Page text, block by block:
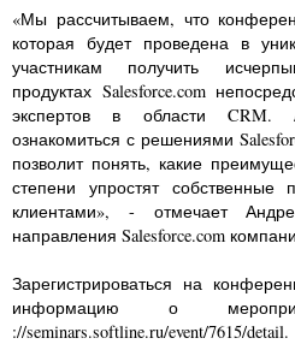
«Мы рассчитываем, что
которая будет проведена в
участникам получить
продуктах Salesforce.com
экспертов в области CRM.
ознакомиться с решениями
позволит понять, какие
степени упростят собственные
клиентами», - отмечает
направления Salesforce.com
Зарегистрироваться на
информацию о
://seminars.softline.ru/event/7615/detail.